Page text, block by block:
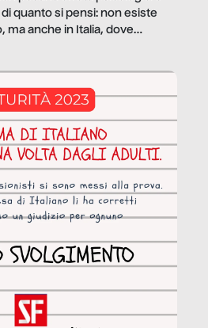
quanto si pensi: non esiste
ma anche in Italia, dove